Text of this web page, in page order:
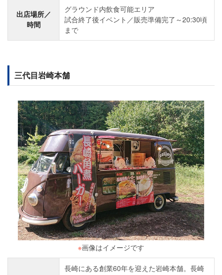
出店場所／
時間
グラウンド内飲食可能エリア
試合終了後イベント／販売準備完了～20:30頃
まで
三代目岩崎本舗
※画像はイメージです
長崎にある創業60年を迎えた岩崎本舗。長崎